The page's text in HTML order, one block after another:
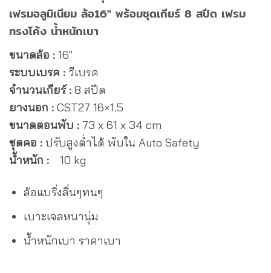
เฟรมอลูมิเนียม ล้อ16″ พร้อมชุดเกียร์ 8 สปีด เฟรม
ทรงโค้ง น้ำหนักเบา
ขนาดล้อ : 16″
ระบบเบรค : วีเบรค
จำนวนเกียร์ : 8 สปีด
ยางนอก : CST27 16×1.5
ขนาดตอนพับ : 73 x 61 x 34 cm
ชุดคอ : ปรับสูงต่ำได้ พับใน Auto Safety
น้ำหนัก : 10 kg
ล้อแบริ่งลื่นๆทนๆ
เบาะเจลหนานุ่ม
น้ำหนักเบา ราคาเบา